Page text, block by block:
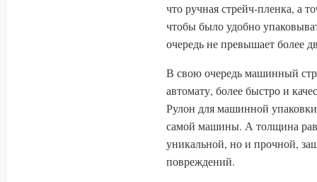
что ручная стрейч-пленка, а
чтобы было удобно
очередь не превышает более
В свою очередь машинный
автомату, более быстро и
Рулон для машинной
самой машины. А толщина
уникальной, но и прочной,
повреждений.